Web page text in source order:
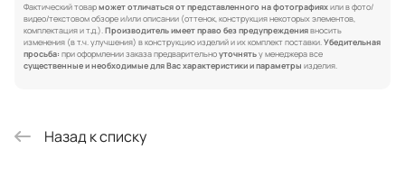
Фактический товарможет отличаться от представленного на фотографияхили в фото/
видео/текстовом обзоре и/или описании (оттенок, конструкция некоторых элементов,
комплектация и т.д.).Производитель имеет право без предупреждениявносить
изменения (в т.ч. улучшения) в конструкцию изделий и их комплект поставки.Убедительная
просьба: при оформлении заказа предварительноуточнятьу менеджера все
существенные и необходимые для Вас характеристики и параметры изделия.
Назад к списку